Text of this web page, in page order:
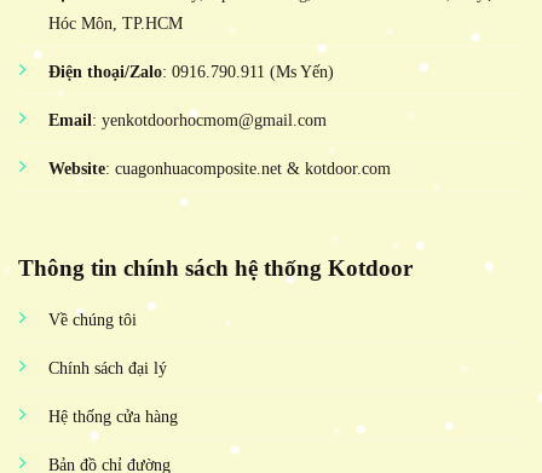
Hóc Môn, TP.HCM
Điện thoại/Zalo: 0916.790.911 (Ms Yến)
Email: yenkotdoorhocmom@gmail.com
Website: cuagonhuacomposite.net & kotdoor.com
Thông tin chính sách hệ thống Kotdoor
Về chúng tôi
Chính sách đại lý
Hệ thống cửa hàng
Bản đồ chỉ đường